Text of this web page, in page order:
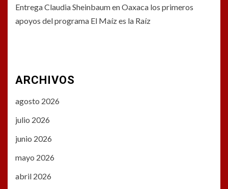
Entrega Claudia Sheinbaum en Oaxaca los primeros
apoyos del programa El Maíz es la Raíz
ARCHIVOS
agosto 2026
julio 2026
junio 2026
mayo 2026
abril 2026